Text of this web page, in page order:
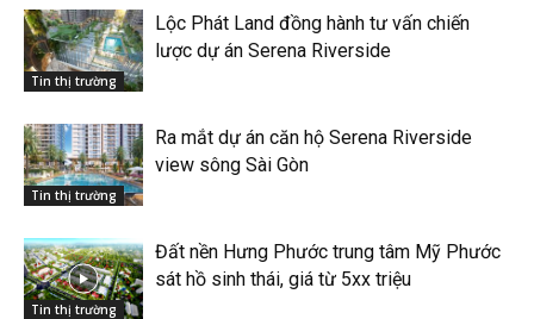
Tin thị trường
Lộc Phát Land đồng hành tư vấn chiến
lược dự án Serena Riverside
Tin thị trường
Ra mắt dự án căn hộ Serena Riverside
view sông Sài Gòn
Tin thị trường
Đất nền Hưng Phước trung tâm Mỹ Phước
sát hồ sinh thái, giá từ 5xx triệu